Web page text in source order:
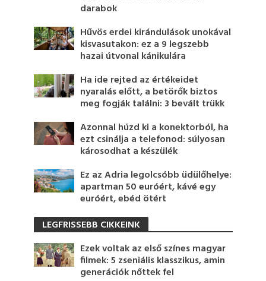
darabok
Hűvös erdei kirándulások unokával
kisvasutakon: ez a 9 legszebb
hazai útvonal kánikulára
Ha ide rejted az értékeidet
nyaralás előtt, a betörők biztos
meg fogják találni: 3 bevált trükk
Azonnal húzd ki a konektorból, ha
ezt csinálja a telefonod: súlyosan
károsodhat a készülék
Ez az Adria legolcsóbb üdülőhelye:
apartman 50 euróért, kávé egy
euróért, ebéd ötért
LEGFRISSEBB CIKKEINK
Ezek voltak az első színes magyar
filmek: 5 zseniális klasszikus, amin
generációk nőttek fel